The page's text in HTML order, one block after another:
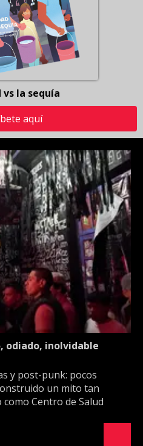
vs la sequía
aquí
odiado, inolvidable
y post-punk: pocos
un mito tan
Centro de Salud